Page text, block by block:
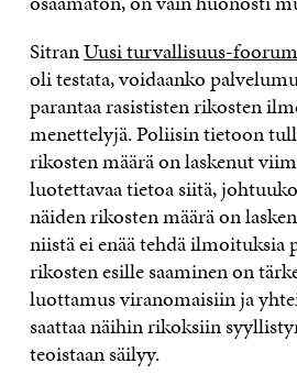
SitranUusi turvallisuus-
oli testata, voidaanko
parantaa rasististen rikosten
menettelyjä. Poliisin tietoon
rikosten määrä on laskenut
luotettavaa tietoa siitä,
näiden rikosten määrä on
niistä ei enää tehdä ilmoituksia
rikosten esille saaminen on
luottamus viranomaisiin ja
saattaa näihin rikoksiin
teoistaan säilyy.